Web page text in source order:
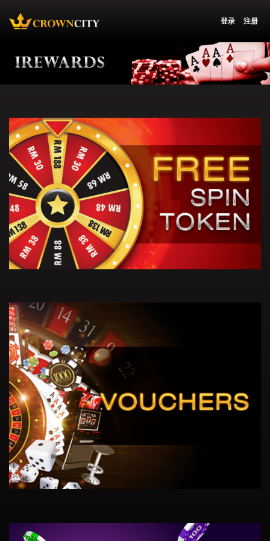
登录 注册